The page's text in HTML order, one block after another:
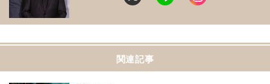
関連記事